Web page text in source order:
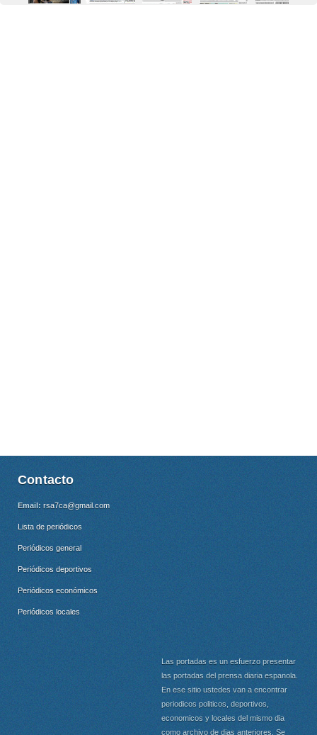
Contacto
Email: rsa7ca@gmail.com
Lista de periódicos
Periódicos general
Periódicos deportivos
Periódicos económicos
Periódicos locales
Las portadas es un esfuerzo presentar
las portadas del prensa diaria espanola.
En ese sitio ustedes van a encontrar
periodicos politicos, deportivos,
economicos y locales del mismo dia
como archivo de dias anteriores. Se